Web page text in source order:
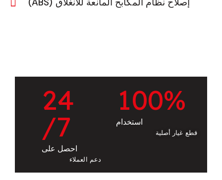
100%
24
/7
احصل على
دعم العملاء